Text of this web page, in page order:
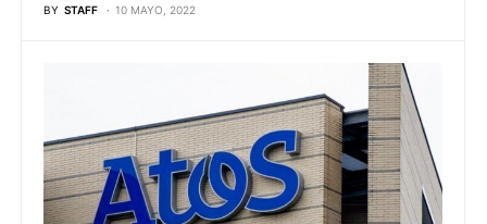
BY STAFF 10 MAYO, 2022